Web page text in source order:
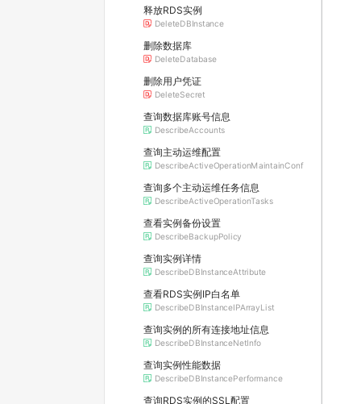
释放RDS实例
DeleteDBInstance
删除数据库
DeleteDatabase
删除用户凭证
DeleteSecret
查询数据库账号信息
DescribeAccounts
查询主动运维配置
DescribeActiveOperationMaintainConf
查询多个主动运维任务信息
DescribeActiveOperationTasks
查看实例备份设置
DescribeBackupPolicy
查询实例详情
DescribeDBInstanceAttribute
查看RDS实例IP白名单
DescribeDBInstanceIPArrayList
查询实例的所有连接地址信息
DescribeDBInstanceNetInfo
查询实例性能数据
DescribeDBInstancePerformance
查询RDS实例的SSL配置